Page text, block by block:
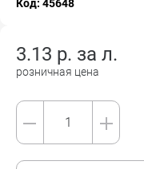
Код: 45648
3.13 р. за л.
розничная цена